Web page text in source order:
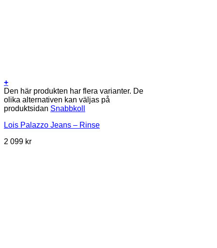
+
Den här produkten har flera varianter. De
olika alternativen kan väljas på
produktsidan Snabbkoll
Lois Palazzo Jeans – Rinse
2 099 kr